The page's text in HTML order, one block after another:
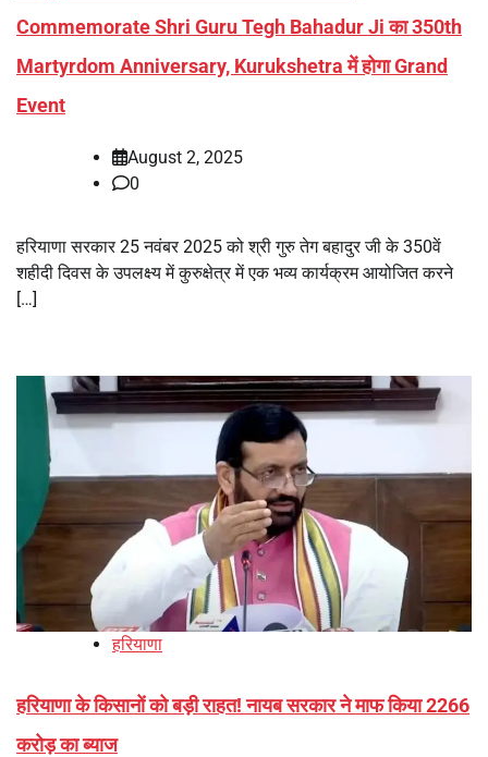
Commemorate Shri Guru Tegh Bahadur Ji का 350th
Martyrdom Anniversary, Kurukshetra में होगा Grand
Event
August 2, 2025
0
हरियाणा सरकार 25 नवंबर 2025 को श्री गुरु तेग बहादुर जी के 350वें
शहीदी दिवस के उपलक्ष्य में कुरुक्षेत्र में एक भव्य कार्यक्रम आयोजित करने
[…]
हरियाणा
हरियाणा के किसानों को बड़ी राहत! नायब सरकार ने माफ किया 2266
करोड़ का ब्याज